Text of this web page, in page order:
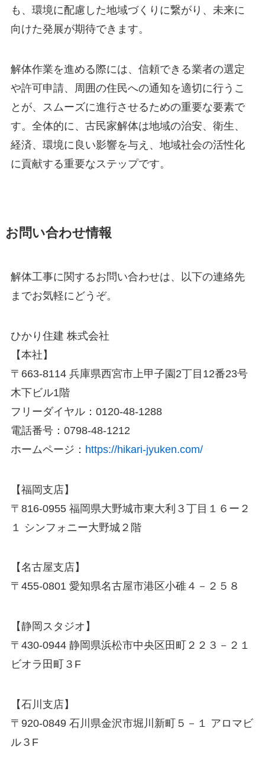
も、環境に配慮した地域づくりに繋がり、未来に
向けた発展が期待できます。
解体作業を進める際には、信頼できる業者の選定
や許可申請、周囲の住民への通知を適切に行うこ
とが、スムーズに進行させるための重要な要素で
す。全体的に、古民家解体は地域の治安、衛生、
経済、環境に良い影響を与え、地域社会の活性化
に貢献する重要なステップです。
お問い合わせ情報
解体工事に関するお問い合わせは、以下の連絡先
までお気軽にどうぞ。
ひかり住建 株式会社
【本社】
〒663-8114 兵庫県西宮市上甲子園2丁目12番23号
木下ビル1階
フリーダイヤル：0120-48-1288
電話番号：0798-48-1212
ホームページ： https://hikari-jyuken.com/
【福岡支店】
〒816-0955 福岡県大野城市東大利３丁目１６ー２
１ シンフォニー大野城２階
【名古屋支店】
〒455-0801 愛知県名古屋市港区小碓４－２５８
【静岡スタジオ】
〒430-0944 静岡県浜松市中央区田町２２３－２１
ビオラ田町３F
【石川支店】
〒920-0849 石川県金沢市堀川新町５－１ アロマビ
ル３F